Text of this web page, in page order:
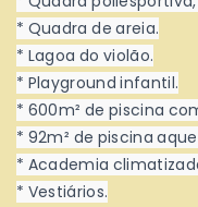
* Quadra de areia.
* Lagoa do violão.
* Playground infantil.
* 600m² de piscina
* 92m² de piscina
* Academia
* Vestiários.